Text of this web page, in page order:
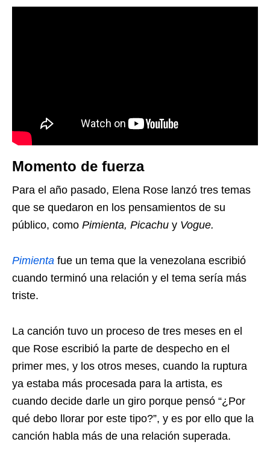
Momento de fuerza
Para el año pasado, Elena Rose lanzó tres temas
que se quedaron en los pensamientos de su
público, como Pimienta, Picachu y Vogue.
Pimienta fue un tema que la venezolana escribió
cuando terminó una relación y el tema sería más
triste.
La canción tuvo un proceso de tres meses en el
que Rose escribió la parte de despecho en el
primer mes, y los otros meses, cuando la ruptura
ya estaba más procesada para la artista, es
cuando decide darle un giro porque pensó “¿Por
qué debo llorar por este tipo?”, y es por ello que la
canción habla más de una relación superada.